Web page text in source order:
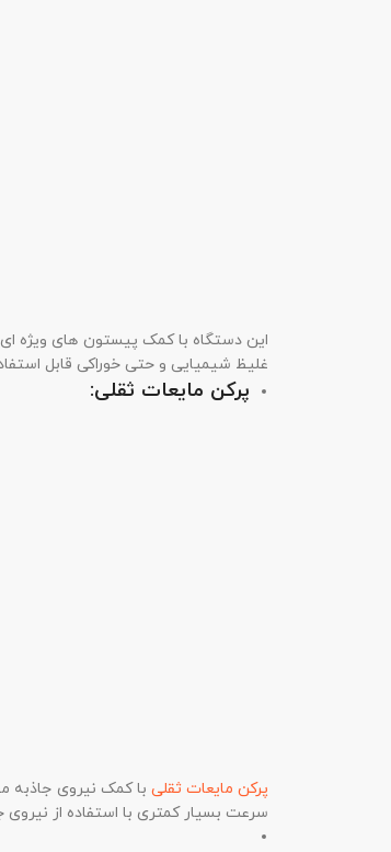
این دستگاه با کمک پیستون های ویژه
غلیظ شیمیایی و حتی خوراکی قابل
پرکن مایعات ثقلی:
پرکن مایعات ثقلی با کمک نیروی جاذبه
سرعت بسیار کمتری با استفاده از